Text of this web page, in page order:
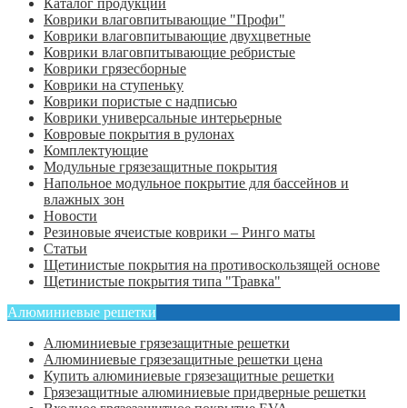
Коврики влаговпитывающие "Профи"
Коврики влаговпитывающие двухцветные
Коврики влаговпитывающие ребристые
Коврики грязесборные
Коврики на ступеньку
Коврики пористые с надписью
Коврики универсальные интерьерные
Ковровые покрытия в рулонах
Комплектующие
Модульные грязезащитные покрытия
Напольное модульное покрытие для бассейнов и
влажных зон
Новости
Резиновые ячеистые коврики – Ринго маты
Статьи
Щетинистые покрытия на противоскользящей основе
Щетинистые покрытия типа "Травка"
Алюминиевые решетки
Алюминиевые грязезащитные решетки
Алюминиевые грязезащитные решетки цена
Купить алюминиевые грязезащитные решетки
Грязезащитные алюминиевые придверные решетки